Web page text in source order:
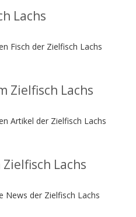
Lachs
Fisch der Zielfisch Lachs
Zielfisch Lachs
Artikel der Zielfisch Lachs
Lachs
News der Zielfisch Lachs